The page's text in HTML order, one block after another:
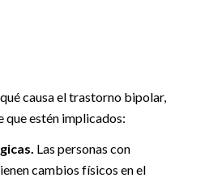
causa el trastorno bipolar,
que estén implicados:
Las personas con
cambios físicos en el